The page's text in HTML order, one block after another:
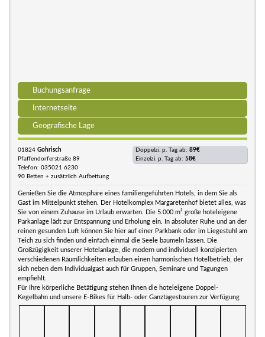
Buchungsanfrage
Internetseite
Geografische Lage
01824 Gohrisch
Pfaffendorferstraße 89
Telefon: 035021 6230
90 Betten + zusätzlich Aufbettung
Doppelzi. p. Tag ab: 89€
Einzelzi. p. Tag ab: 58€
Genießen Sie die Atmosphäre eines familiengeführten Hotels, in dem Sie als
Gast im Mittelpunkt stehen. Der Hotelkomplex Margaretenhof bietet alles, was
Sie von einem Zuhause im Urlaub erwarten. Die 5.000 m² große hoteleigene
Parkanlage lädt zur Entspannung und Erholung ein. In absoluter Ruhe und an der
reinen gesunden Luft können Sie hier auf einer Parkbank oder im Liegestuhl am
Teich zu sich finden und einfach einmal die Seele baumeln lassen. Die
Großzügigkeit unserer Hotelanlage, die modern und individuell konzipierten
verschiedenen Räumlichkeiten erlauben einen harmonischen Hotelbetrieb, der
sich neben dem Individualgast auch für Gruppen, Seminare und Tagungen
empfiehlt.
Für Ihre körperliche Betätigung stehen Ihnen die hoteleigene Doppel-
Kegelbahn und unsere E-Bikes für Halb- oder Ganztagestouren zur Verfügung